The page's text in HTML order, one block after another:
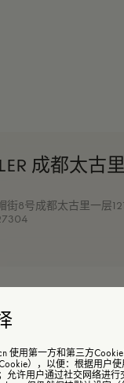
使用第一方和第三方
），以便：根据用户
允许用户通过社交网络进
成都太古
街8号成都太古里一层